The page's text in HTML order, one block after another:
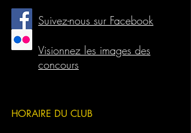
Suivez-nous sur Facebook
Visionnez les images des
concours
HORAIRE DU CLUB